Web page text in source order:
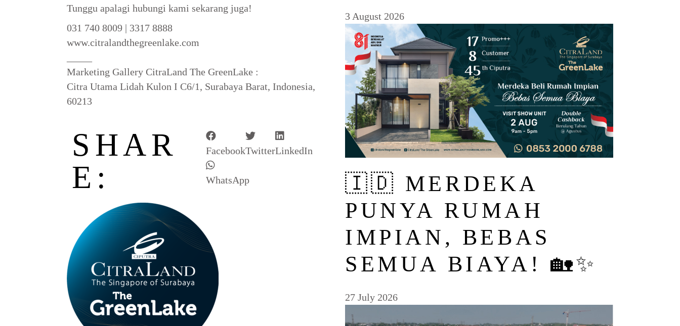
Tunggu apalagi hubungi kami sekarang juga!
031 740 8009 | 3317 8888
www.citralandthegreenlake.com
Marketing Gallery CitraLand The GreenLake :
Citra Utama Lidah Kulon I C6/1, Surabaya Barat, Indonesia,
60213
SHAR
E:
FacebookTwitterLinkedIn
WhatsApp
3 August 2026
🇮🇩 MERDEKA
PUNYA RUMAH
IMPIAN, BEBAS
SEMUA BIAYA! 🏡✨
27 July 2026